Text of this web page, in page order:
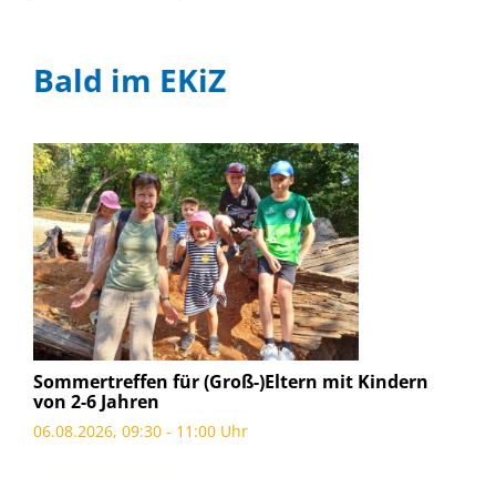
Bald im EKiZ
Sommertreffen für (Groß-)Eltern mit Kindern
von 2-6 Jahren
06.08.2026, 09:30 - 11:00 Uhr